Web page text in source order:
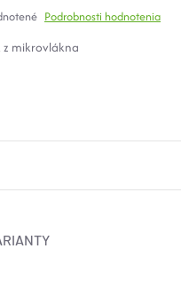
údajov
Podrobnosti hodnotenia
mikrovlákna